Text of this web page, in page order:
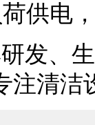
供电
发、
注清